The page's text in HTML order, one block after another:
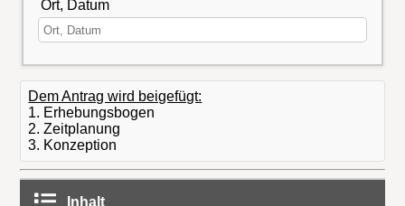
Ort, Datum
Dem Antrag wird beigefügt:
1. Erhebungsbogen
2. Zeitplanung
3. Konzeption
Inhalt